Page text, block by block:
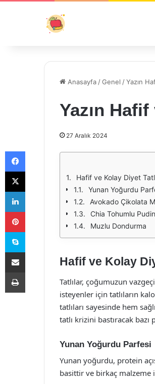
Anasayfa /Genel /Yazın
Yazın
27 Aralık 2024
Hafif ve Kolay Diyet
Yunan Yoğurdu
Avokado Çikolata
Chia Tohumlu
Muzlu Dondurma
Hafif ve Kolay
Tatlılar, çoğumuzun
isteyenler için tatlıların
tatlıları sayesinde hem
tatlı krizini bastıracak
Yunan Yoğurdu Parfesi
Yunan yoğurdu, protein
basittir ve birkaç malzeme
Facebook
X
LinkedIn
Pinterest
Skype
E-Posta ile paylaş